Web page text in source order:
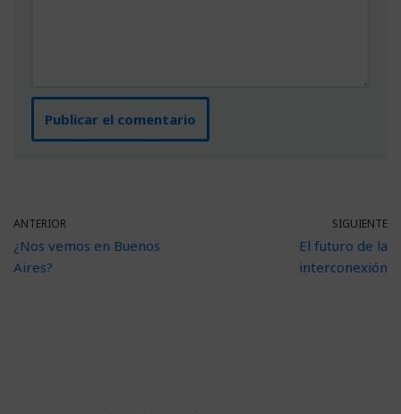
ANTERIOR
¿Nos vemos en Buenos
Aires?
SIGUIENTE
El futuro de la
interconexión